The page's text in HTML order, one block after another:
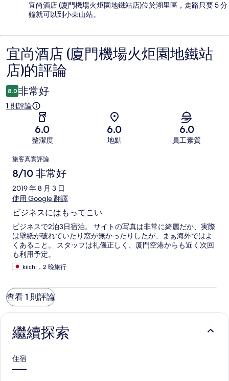
宜尚酒店 (廈門機場火炬園地鐵站店)位於湖里區，走路只要 5 分
鐘就可以到小東山站。
評
論
宜尚酒店 (廈門機場火炬園地鐵站
店)的評論
8.0 非常好
1 則評論
6.0
整潔度
6.0
地點
6.0
員工素質
評
論
旅客真實評論
8/10 非常好
2019 年 8 月 3 日
使用 Google 翻譯
ビジネスにはもってこい
ビジネスで2泊3日宿泊。 サイトの写真は非常に綺麗だか、実際
は壁紙が破れていたり窓が無かったりしたが、まぁ海外ではよ
くあること。 スタッフは礼儀正しく、厦門空港からも近く次回
も利用予定。
kiichi，2 晚旅行
查看 1 則評論
繼續探索
住宿